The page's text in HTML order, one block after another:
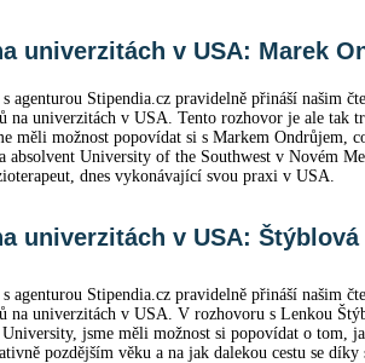
univerzitách v USA: Marek
agenturou Stipendia.cz pravidelně přináší našim
na univerzitách v USA. Tento rozhovor je ale tak
měli možnost popovídat si s Markem Ondrůjem,
absolvent University of the Southwest v Novém
dnes vykonávající svou praxi v USA.
univerzitách v USA: Štýblová
agenturou Stipendia.cz pravidelně přináší našim
na univerzitách v USA. V rozhovoru s Lenkou
jsme měli možnost si popovídat o tom,
pozdějším věku a na jak dalekou cestu se díky